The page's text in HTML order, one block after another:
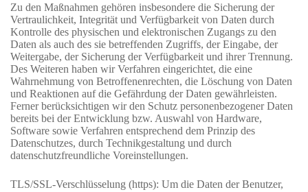
Zu den Maßnahmen gehören insbesondere die Sicherung der
Vertraulichkeit, Integrität und Verfügbarkeit von Daten durch
Kontrolle des physischen und elektronischen Zugangs zu den
Daten als auch des sie betreffenden Zugriffs, der Eingabe, der
Weitergabe, der Sicherung der Verfügbarkeit und ihrer Trennung.
Des Weiteren haben wir Verfahren eingerichtet, die eine
Wahrnehmung von Betroffenenrechten, die Löschung von Daten
und Reaktionen auf die Gefährdung der Daten gewährleisten.
Ferner berücksichtigen wir den Schutz personenbezogener Daten
bereits bei der Entwicklung bzw. Auswahl von Hardware,
Software sowie Verfahren entsprechend dem Prinzip des
Datenschutzes, durch Technikgestaltung und durch
datenschutzfreundliche Voreinstellungen.
TLS/SSL-Verschlüsselung (https): Um die Daten der Benutzer,